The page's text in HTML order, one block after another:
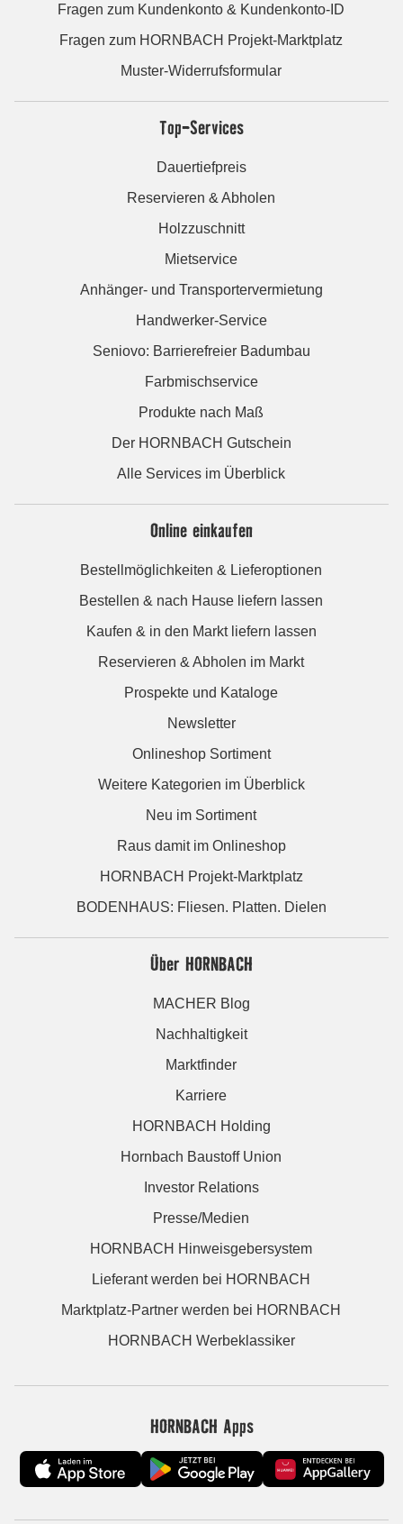
Fragen zum Kundenkonto & Kundenkonto-ID
Fragen zum HORNBACH Projekt-Marktplatz
Muster-Widerrufsformular
Top-Services
Dauertiefpreis
Reservieren & Abholen
Holzzuschnitt
Mietservice
Anhänger- und Transportervermietung
Handwerker-Service
Seniovo: Barrierefreier Badumbau
Farbmischservice
Produkte nach Maß
Der HORNBACH Gutschein
Alle Services im Überblick
Online einkaufen
Bestellmöglichkeiten & Lieferoptionen
Bestellen & nach Hause liefern lassen
Kaufen & in den Markt liefern lassen
Reservieren & Abholen im Markt
Prospekte und Kataloge
Newsletter
Onlineshop Sortiment
Weitere Kategorien im Überblick
Neu im Sortiment
Raus damit im Onlineshop
HORNBACH Projekt-Marktplatz
BODENHAUS: Fliesen. Platten. Dielen
Über HORNBACH
MACHER Blog
Nachhaltigkeit
Marktfinder
Karriere
HORNBACH Holding
Hornbach Baustoff Union
Investor Relations
Presse/Medien
HORNBACH Hinweisgebersystem
Lieferant werden bei HORNBACH
Marktplatz-Partner werden bei HORNBACH
HORNBACH Werbeklassiker
HORNBACH Apps